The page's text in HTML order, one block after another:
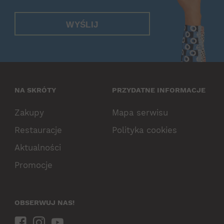
WYŚLIJ
NA SKRÓTY
Zakupy
Restauracje
Aktualności
Promocje
PRZYDATNE INFORMACJE
Mapa serwisu
Polityka cookies
OBSERWUJ NAS!